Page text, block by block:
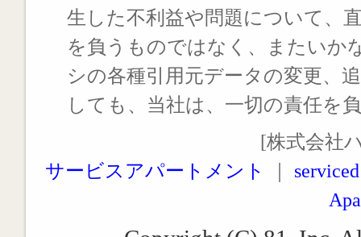
生した不利益や問題について、
を負うものではなく、またいか
シの各種引用元データの変更、
しても、当社は、一切の責任を
[株式会社
サービスアパートメント